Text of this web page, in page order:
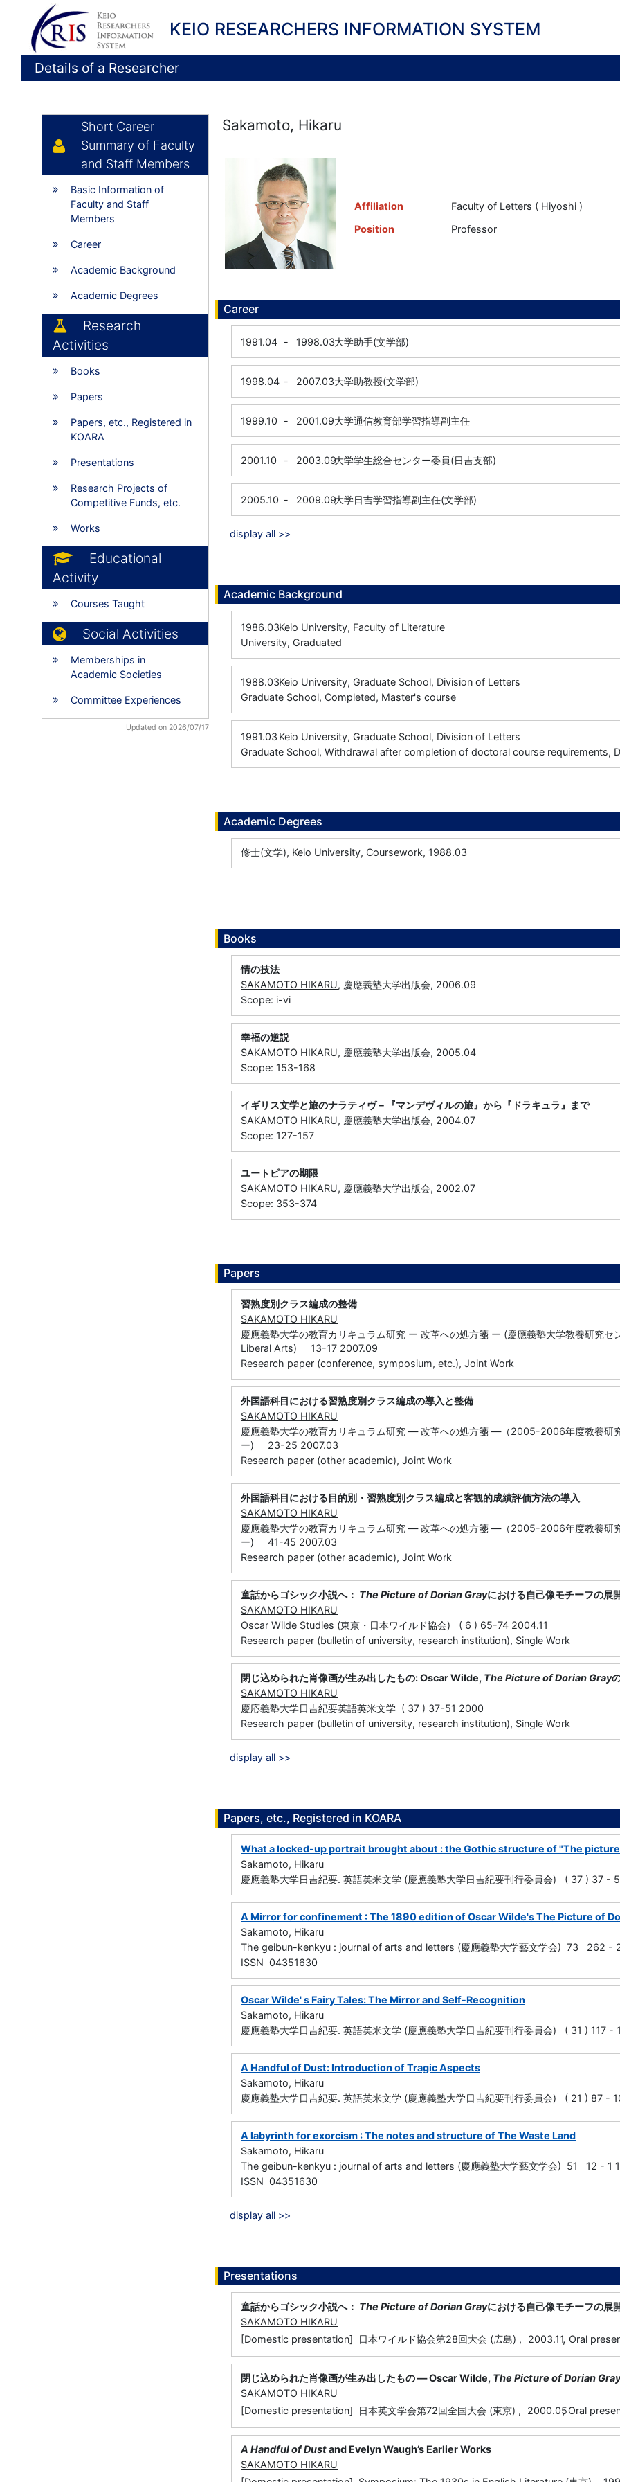
KEIO RESEARCHERS INFORMATION SYSTEM
Details of a Researcher
Short Career
Summary of Faculty
and Staff Members
Basic Information of
Faculty and Staff
Members
Career
Academic Background
Academic Degrees
Research
Activities
Books
Papers
Papers, etc., Registered in
KOARA
Presentations
Research Projects of
Competitive Funds, etc.
Works
Educational
Activity
Courses Taught
Social Activities
Memberships in
Academic Societies
Committee Experiences
Updated on 2026/07/17
Sakamoto, Hikaru
Affiliation
Faculty of Letters ( Hiyoshi )
Position
Professor
Career
1991.04 - 1998.03大学助手(文学部)
1998.04 - 2007.03大学助教授(文学部)
1999.10 - 2001.09大学通信教育部学習指導副主任
2001.10 - 2003.09大学学生総合センター委員(日吉支部)
2005.10 - 2009.09大学日吉学習指導副主任(文学部)
display all >>
Academic Background
1986.03Keio University, Faculty of Literature
University, Graduated
1988.03Keio University, Graduate School, Division of Letters
Graduate School, Completed, Master's course
1991.03 Keio University, Graduate School, Division of Letters
Graduate School, Withdrawal after completion of doctoral course requirements,
Academic Degrees
修士(文学), Keio University, Coursework, 1988.03
Books
情の技法
SAKAMOTO HIKARU, 慶應義塾大学出版会, 2006.09
Scope: i-vi
幸福の逆説
SAKAMOTO HIKARU, 慶應義塾大学出版会, 2005.04
Scope: 153-168
イギリス文学と旅のナラティヴ－『マンデヴィルの旅』から『ドラキュラ』まで
SAKAMOTO HIKARU, 慶應義塾大学出版会, 2004.07
Scope: 127-157
ユートピアの期限
SAKAMOTO HIKARU, 慶應義塾大学出版会, 2002.07
Scope: 353-374
Papers
習熟度別クラス編成の整備
SAKAMOTO HIKARU
慶應義塾大学の教育カリキュラム研究 ー 改革への処方箋 ー (慶應義塾大学教養研究
Liberal Arts) 13-17 2007.09
Research paper (conference, symposium, etc.), Joint Work
外国語科目における習熟度別クラス編成の導入と整備
SAKAMOTO HIKARU
慶應義塾大学の教育カリキュラム研究 ― 改革への処方箋 ―（2005-2006年度教養研
ー) 23-25 2007.03
Research paper (other academic), Joint Work
外国語科目における目的別・習熟度別クラス編成と客観的成績評価方法の導入
SAKAMOTO HIKARU
慶應義塾大学の教育カリキュラム研究 ― 改革への処方箋 ―（2005-2006年度教養研
ー) 41-45 2007.03
Research paper (other academic), Joint Work
童話からゴシック小説へ： The Picture of Dorian Grayにおける自己像モチーフの展
SAKAMOTO HIKARU
Oscar Wilde Studies (東京・日本ワイルド協会) ( 6 ) 65-74 2004.11
Research paper (bulletin of university, research institution), Single Work
閉じ込められた肖像画が生み出したもの: Oscar Wilde, The Picture of Dorian Gray
SAKAMOTO HIKARU
慶応義塾大学日吉紀要英語英米文学 ( 37 ) 37-51 2000
Research paper (bulletin of university, research institution), Single Work
display all >>
Papers, etc., Registered in KOARA
What a locked-up portrait brought about : the Gothic structure of "The picture
Sakamoto, Hikaru
慶應義塾大学日吉紀要. 英語英米文学 (慶應義塾大学日吉紀要刊行委員会) ( 37 ) 37 -
A Mirror for confinement : The 1890 edition of Oscar Wilde's The Picture of
Sakamoto, Hikaru
The geibun-kenkyu : journal of arts and letters (慶應義塾大学藝文学会) 73 262 -
ISSN 04351630
Oscar Wilde' s Fairy Tales: The Mirror and Self-Recognition
Sakamoto, Hikaru
慶應義塾大学日吉紀要. 英語英米文学 (慶應義塾大学日吉紀要刊行委員会) ( 31 ) 117 -
A Handful of Dust: Introduction of Tragic Aspects
Sakamoto, Hikaru
慶應義塾大学日吉紀要. 英語英米文学 (慶應義塾大学日吉紀要刊行委員会) ( 21 ) 87 -
A labyrinth for exorcism : The notes and structure of The Waste Land
Sakamoto, Hikaru
The geibun-kenkyu : journal of arts and letters (慶應義塾大学藝文学会) 51 12 - 1
ISSN 04351630
display all >>
Presentations
童話からゴシック小説へ： The Picture of Dorian Grayにおける自己像モチーフの展
SAKAMOTO HIKARU
[Domestic presentation] 日本ワイルド協会第28回大会 (広島) ,
2003.11, Oral
閉じ込められた肖像画が生み出したもの ― Oscar Wilde, The Picture of Dorian Gray
SAKAMOTO HIKARU
[Domestic presentation] 日本英文学会第72回全国大会 (東京) ,
2000.05
,Oral
A Handful of Dustand Evelyn Waugh’s Earlier Works
SAKAMOTO HIKARU